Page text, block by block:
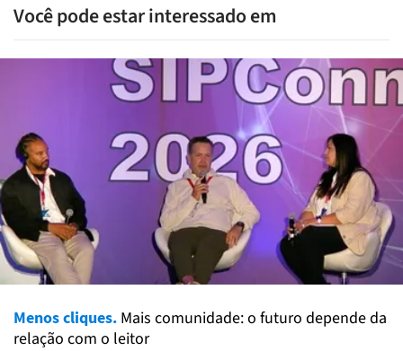
Você pode estar interessado em
Menos cliques. Mais comunidade: o futuro depende da
relação com o leitor